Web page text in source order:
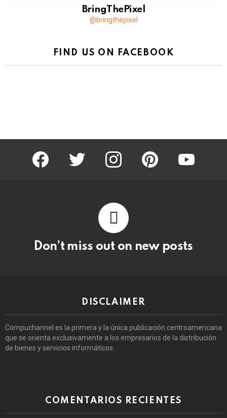
BringThePixel
@bringthepixel
FIND US ON FACEBOOK
facebook twitter instagram pinterest youtube
Don’t miss out on new posts
DISCLAIMER
Compuchannel es la primera y la única publicación centroamericana
que se orienta exclusivamente a los empresarios de la distribución
de bienes y servicios informáticos.
COMENTARIOS RECIENTES